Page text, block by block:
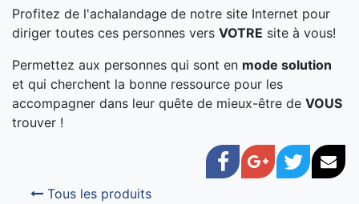
Profitez de l'achalandage de notre site Internet pour
diriger toutes ces personnes vers VOTRE site à vous!
Permettez aux personnes qui sont en mode solution
et qui cherchent la bonne ressource pour les
accompagner dans leur quête de mieux-être de VOUS
trouver !
Facebook
Google+
Twitter
Tous les produits